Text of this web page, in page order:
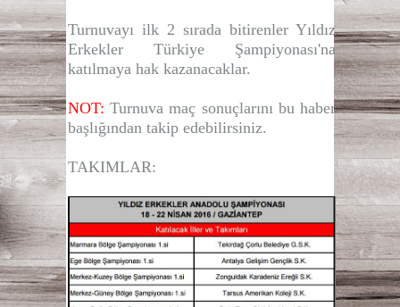
Turnuvayı ilk 2 sırada bitirenler Yıldız
Erkekler Türkiye Şampiyonası'na
katılmaya hak kazanacaklar.
NOT: Turnuva maç sonuçlarını bu haber
başlığından takip edebilirsiniz.
TAKIMLAR: